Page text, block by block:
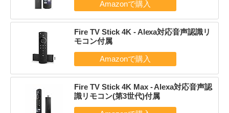
Fire TV Stick 4K - Alexa対応音声認識リ
モコン付属
Fire TV Stick 4K Max - Alexa対応音声認
識リモコン(第3世代)付属